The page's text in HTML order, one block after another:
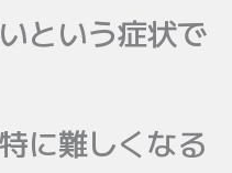
という症状で
に難しくなる